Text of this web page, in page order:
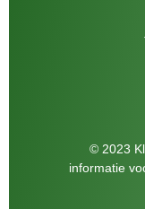
© 2023
informatie